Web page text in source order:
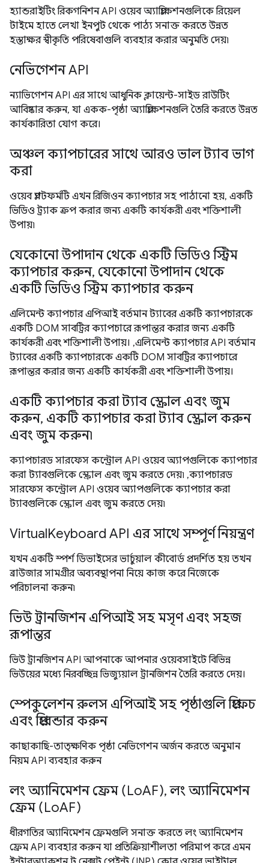
হ্যান্ডরাইটিং রিকগনিশন API ওয়েব অ্যাপ্লিকেশনগুলিকে রিয়েল
টাইমে হাতে লেখা ইনপুট থেকে পাঠ্য সনাক্ত করতে উন্নত
হস্তাক্ষর স্বীকৃতি পরিষেবাগুলি ব্যবহার করার অনুমতি দেয়৷
নেভিগেশন API
ন্যাভিগেশন API এর সাথে আধুনিক ক্লায়েন্ট-সাইড রাউটিং
আবিষ্কার করুন, যা একক-পৃষ্ঠা অ্যাপ্লিকেশনগুলি তৈরি করতে উন্নত
কার্যকারিতা যোগ করে।
অঞ্চল ক্যাপচারের সাথে আরও ভাল ট্যাব ভাগ
করা
ওয়েব প্ল্যাটফর্মটি এখন রিজিওন ক্যাপচার সহ পাঠানো হয়, একটি
ভিডিও ট্র্যাক ক্রপ করার জন্য একটি কার্যকরী এবং শক্তিশালী
উপায়৷
যেকোনো উপাদান থেকে একটি ভিডিও স্ট্রিম
ক্যাপচার করুন, যেকোনো উপাদান থেকে
একটি ভিডিও স্ট্রিম ক্যাপচার করুন
এলিমেন্ট ক্যাপচার এপিআই বর্তমান ট্যাবের একটি ক্যাপচারকে
একটি DOM সাবট্রির ক্যাপচারে রূপান্তর করার জন্য একটি
কার্যকরী এবং শক্তিশালী উপায়। ,এলিমেন্ট ক্যাপচার API বর্তমান
ট্যাবের একটি ক্যাপচারকে একটি DOM সাবট্রির ক্যাপচারে
রূপান্তর করার জন্য একটি কার্যকরী এবং শক্তিশালী উপায়।
একটি ক্যাপচার করা ট্যাব স্ক্রোল এবং জুম
করুন, একটি ক্যাপচার করা ট্যাব স্ক্রোল করুন
এবং জুম করুন৷
ক্যাপচারড সারফেস কন্ট্রোল API ওয়েব অ্যাপগুলিকে ক্যাপচার
করা ট্যাবগুলিকে স্ক্রোল এবং জুম করতে দেয়৷ ,ক্যাপচারড
সারফেস কন্ট্রোল API ওয়েব অ্যাপগুলিকে ক্যাপচার করা
ট্যাবগুলিকে স্ক্রোল এবং জুম করতে দেয়৷
VirtualKeyboard API এর সাথে সম্পূর্ণ নিয়ন্ত্রণ
যখন একটি স্পর্শ ডিভাইসের ভার্চুয়াল কীবোর্ড প্রদর্শিত হয় তখন
ব্রাউজার সামগ্রীর অব্যবস্থাপনা নিয়ে কাজ করে নিজেকে
পরিচালনা করুন৷
ভিউ ট্রানজিশন এপিআই সহ মসৃণ এবং সহজ
রূপান্তর
ভিউ ট্রানজিশন API আপনাকে আপনার ওয়েবসাইটে বিভিন্ন
ভিউয়ের মধ্যে নিরবচ্ছিন্ন ভিজ্যুয়াল ট্রানজিশন তৈরি করতে দেয়।
স্পেকুলেশন রুলস এপিআই সহ পৃষ্ঠাগুলি প্রিফেচ
এবং প্রিরেন্ডার করুন
কাছাকাছি-তাত্ক্ষণিক পৃষ্ঠা নেভিগেশন অর্জন করতে অনুমান
নিয়ম API ব্যবহার করুন
লং অ্যানিমেশন ফ্রেম (LoAF), লং অ্যানিমেশন
ফ্রেম (LoAF)
ধীরগতির অ্যানিমেশন ফ্রেমগুলি সনাক্ত করতে লং অ্যানিমেশন
ফ্রেম API ব্যবহার করুন যা প্রতিক্রিয়াশীলতা পরিমাপ করে এমন